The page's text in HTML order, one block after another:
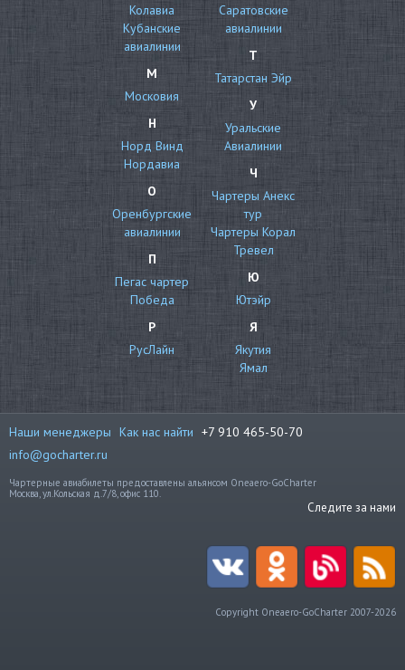
Колавиа
Кубанские
авиалинии
М
Московия
Н
Норд Винд
Нордавиа
О
Оренбургские
авиалинии
П
Пегас чартер
Победа
Р
РусЛайн
Саратовские
авиалинии
Т
Татарстан Эйр
У
Уральские
Авиалинии
Ч
Чартеры Анекс
тур
Чартеры Корал
Тревел
Ю
Ютэйр
Я
Якутия
Ямал
Наши менеджеры Как нас найти +7 910 465-50-70
info@gocharter.ru
Чартерные авиабилеты предоставлены альянсом Oneaero-GoCharter
Москва, ул.Кольская д.7/8, офис 110.
Следите за нами
Copyright Oneaero-GoCharter 2007-2026